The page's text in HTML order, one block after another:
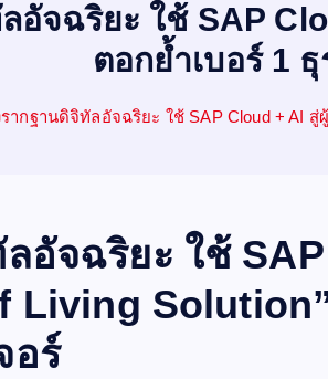
อัจฉริยะ ใช้ SAP
ตอกย้ำเบอร์ 1
รากฐานดิจิทัลอัจฉริยะ ใช้ SAP Cloud + AI
อัจฉริยะ ใช้
Living
อร์